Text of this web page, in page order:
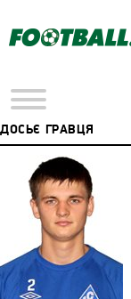
ДОСЬЄ ГРАВЦЯ